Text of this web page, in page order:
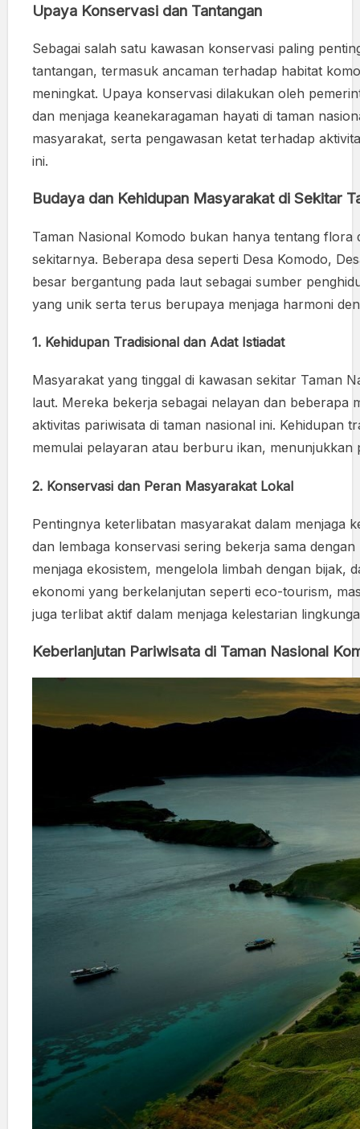
Upaya Konservasi dan Tantangan
Sebagai salah satu kawasan konservasi paling
tantangan, termasuk ancaman terhadap habitat
meningkat. Upaya konservasi dilakukan oleh
dan menjaga keanekaragaman hayati di taman
masyarakat, serta pengawasan ketat terhadap
ini.
Budaya dan Kehidupan Masyarakat di Sekitar
Taman Nasional Komodo bukan hanya tentang
sekitarnya. Beberapa desa seperti Desa Komodo,
besar bergantung pada laut sebagai sumber
yang unik serta terus berupaya menjaga harmoni
1. Kehidupan Tradisional dan Adat Istiadat
Masyarakat yang tinggal di kawasan sekitar Taman
laut. Mereka bekerja sebagai nelayan dan beberapa
aktivitas pariwisata di taman nasional ini. Kehidupan
memulai pelayaran atau berburu ikan,
2. Konservasi dan Peran Masyarakat Lokal
Pentingnya keterlibatan masyarakat dalam menjaga
dan lembaga konservasi sering bekerja sama
menjaga ekosistem, mengelola limbah dengan bijak,
ekonomi yang berkelanjutan seperti eco-tourism,
juga terlibat aktif dalam menjaga kelestarian
Keberlanjutan Pariwisata di Taman Nasional